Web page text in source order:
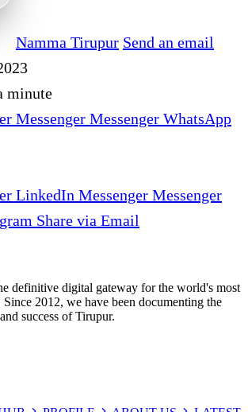
Namma Tirupur Send an email
minute
Messenger Messenger WhatsApp
LinkedIn Messenger Messenger
Share via Email
definitive digital gateway for the world's most
2012, we have been documenting the
success of Tirupur.